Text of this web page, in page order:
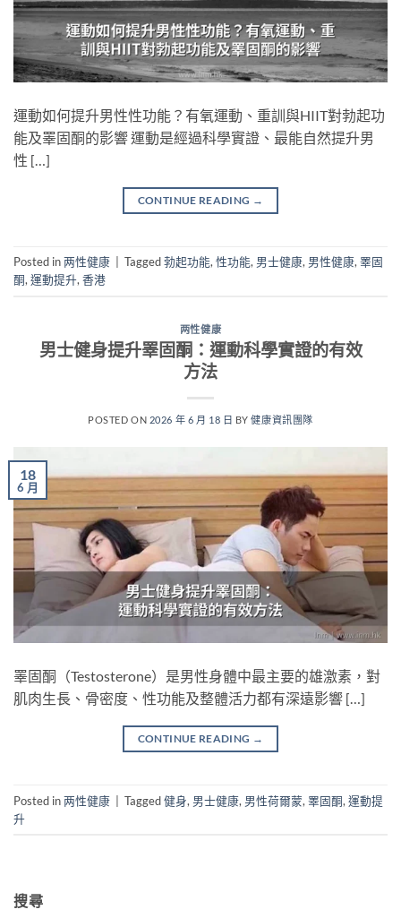
運動如何提升男性性功能？有氧運動、重訓與HIIT對勃起功
能及睪固酮的影響 運動是經過科學實證、最能自然提升男
性 […]
CONTINUE READING →
Posted in两性健康 Tagged勃起功能,性功能, 男士健康, 男性健康,睪固
酮,運動提升,香港
两性健康
男士健身提升睪固酮：運動科學實證的有效
方法
POSTED ON 2026 年 6 月 18 日 BY健康資訊團隊
18
6 月
睪固酮（Testosterone）是男性身體中最主要的雄激素，對
肌肉生長、骨密度、性功能及整體活力都有深遠影響 […]
CONTINUE READING →
Posted in两性健康 | Tagged健身, 男士健康, 男性荷爾蒙, 睪固酮, 運動提
升
搜尋